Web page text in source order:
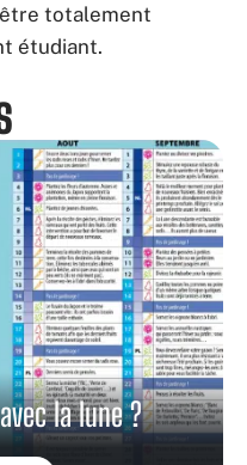
totalement
étudiant.
la lune ?